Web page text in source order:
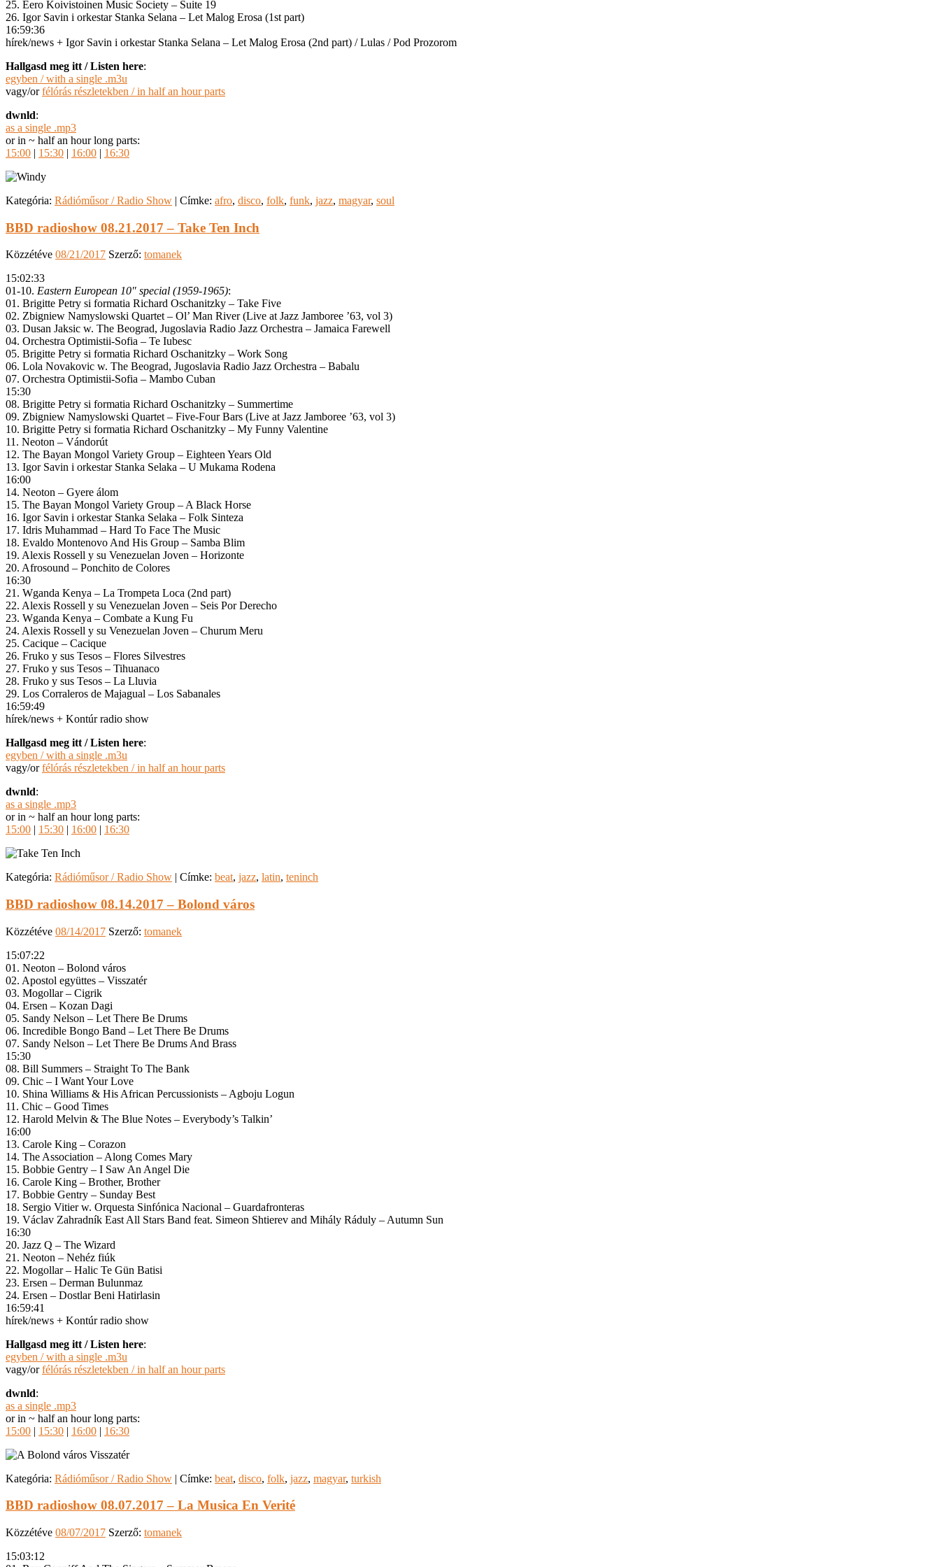
25. Eero Koivistoinen Music Society – Suite 19
26. Igor Savin i orkestar Stanka Selana – Let Malog Erosa (1st part)
16:59:36
hírek/news + Igor Savin i orkestar Stanka Selana – Let Malog Erosa (2nd part) / Lulas / Pod Prozorom
Hallgasd meg itt / Listen here:
egyben / with a single .m3u
vagy/orfélórás részletekben / in half an hour parts
dwnld:
as a single .mp3
or in ~ half an hour long parts:
15:00 | 15:30 | 16:00 | 16:30
Kategória: Rádióműsor / Radio Show | Címke: afro, disco, folk, funk, jazz, magyar, soul
BBD radioshow 08.21.2017 – Take Ten Inch
Közzétéve 08/21/2017 Szerző: tomanek
15:02:33
01-10. Eastern European 10″ special (1959-1965):
01. Brigitte Petry si formatia Richard Oschanitzky – Take Five
02. Zbigniew Namyslowski Quartet – Ol’ Man River (Live at Jazz Jamboree ’63, vol 3)
03. Dusan Jaksic w. The Beograd, Jugoslavia Radio Jazz Orchestra – Jamaica Farewell
04. Orchestra Optimistii-Sofia – Te Iubesc
05. Brigitte Petry si formatia Richard Oschanitzky – Work Song
06. Lola Novakovic w. The Beograd, Jugoslavia Radio Jazz Orchestra – Babalu
07. Orchestra Optimistii-Sofia – Mambo Cuban
15:30
08. Brigitte Petry si formatia Richard Oschanitzky – Summertime
09. Zbigniew Namyslowski Quartet – Five-Four Bars (Live at Jazz Jamboree ’63, vol 3)
10. Brigitte Petry si formatia Richard Oschanitzky – My Funny Valentine
11. Neoton – Vándorút
12. The Bayan Mongol Variety Group – Eighteen Years Old
13. Igor Savin i orkestar Stanka Selaka – U Mukama Rodena
16:00
14. Neoton – Gyere álom
15. The Bayan Mongol Variety Group – A Black Horse
16. Igor Savin i orkestar Stanka Selaka – Folk Sinteza
17. Idris Muhammad – Hard To Face The Music
18. Evaldo Montenovo And His Group – Samba Blim
19. Alexis Rossell y su Venezuelan Joven – Horizonte
20. Afrosound – Ponchito de Colores
16:30
21. Wganda Kenya – La Trompeta Loca (2nd part)
22. Alexis Rossell y su Venezuelan Joven – Seis Por Derecho
23. Wganda Kenya – Combate a Kung Fu
24. Alexis Rossell y su Venezuelan Joven – Churum Meru
25. Cacique – Cacique
26. Fruko y sus Tesos – Flores Silvestres
27. Fruko y sus Tesos – Tihuanaco
28. Fruko y sus Tesos – La Lluvia
29. Los Corraleros de Majagual – Los Sabanales
16:59:49
hírek/news + Kontúr radio show
Hallgasd meg itt / Listen here:
egyben / with a single .m3u
vagy/orfélórás részletekben / in half an hour parts
dwnld:
as a single .mp3
or in ~ half an hour long parts:
15:00 | 15:30 | 16:00 | 16:30
Kategória: Rádióműsor / Radio Show | Címke: beat, jazz, latin, teninch
BBD radioshow 08.14.2017 – Bolond város
Közzétéve 08/14/2017 Szerző: tomanek
15:07:22
01. Neoton – Bolond város
02. Apostol együttes – Visszatér
03. Mogollar – Cigrik
04. Ersen – Kozan Dagi
05. Sandy Nelson – Let There Be Drums
06. Incredible Bongo Band – Let There Be Drums
07. Sandy Nelson – Let There Be Drums And Brass
15:30
08. Bill Summers – Straight To The Bank
09. Chic – I Want Your Love
10. Shina Williams & His African Percussionists – Agboju Logun
11. Chic – Good Times
12. Harold Melvin & The Blue Notes – Everybody’s Talkin’
16:00
13. Carole King – Corazon
14. The Association – Along Comes Mary
15. Bobbie Gentry – I Saw An Angel Die
16. Carole King – Brother, Brother
17. Bobbie Gentry – Sunday Best
18. Sergio Vitier w. Orquesta Sinfónica Nacional – Guardafronteras
19. Václav Zahradník East All Stars Band feat. Simeon Shtierev and Mihály Ráduly – Autumn Sun
16:30
20. Jazz Q – The Wizard
21. Neoton – Nehéz fiúk
22. Mogollar – Halic Te Gün Batisi
23. Ersen – Derman Bulunmaz
24. Ersen – Dostlar Beni Hatirlasin
16:59:41
hírek/news + Kontúr radio show
Hallgasd meg itt / Listen here:
egyben / with a single .m3u
vagy/orfélórás részletekben / in half an hour parts
dwnld:
as a single .mp3
or in ~ half an hour long parts:
15:00 | 15:30 | 16:00 | 16:30
Kategória: Rádióműsor / Radio Show | Címke: beat, disco, folk, jazz, magyar, turkish
BBD radioshow 08.07.2017 – La Musica En Verité
Közzétéve 08/07/2017 Szerző: tomanek
15:03:12